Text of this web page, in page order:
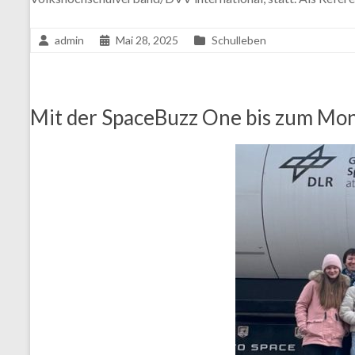
admin Mai 28, 2025 Schulleben
Mit der SpaceBuzz One bis zum